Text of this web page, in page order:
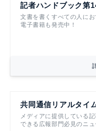
記者ハンドブック第
文書を書くすべての人にお
電子書籍も発売中！
共同通信リアルタイ
メディアに提供している
できる広報部門必見のニ